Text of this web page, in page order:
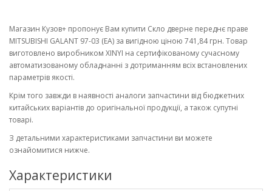
Магазин Кузов+ пропонує Вам купити Скло дверне переднє праве
MITSUBISHI GALANT 97-03 (EA) за вигідною ціною 741,84 грн. Товар
виготовлено виробником XINYI на сертифікованому сучасному
автоматизованому обладнанні з дотриманням всіх встановлених
параметрів якості.
Крім того завжди в наявності аналоги запчастини від бюджетних
китайських варіантів до оригінальної продукції, а також супутні
товарі.
З детальними характеристиками запчастини ви можете
ознайомитися нижче.
Характеристики